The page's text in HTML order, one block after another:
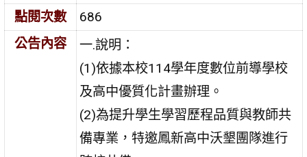
點閱次數
686
公告內容
一.說明：
(1)依據本校114學年度數位前導學校
及高中優質化計畫辦理。
(2)為提升學生學習歷程品質與教師共
備專業，特邀鳳新高中沃墾團隊進行